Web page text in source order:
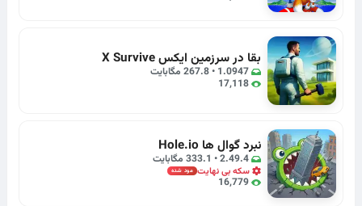
بقا در سرزمین ایکس X Survive
1.0947 • 267.8 مگابایت
17,118
نبرد گوال ها Hole.io
2.49.4 • 333.1 مگابایت
سکه بی نهایت مود شده
16,779